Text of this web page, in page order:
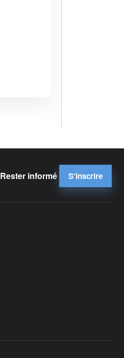
Rester informé S'inscrire